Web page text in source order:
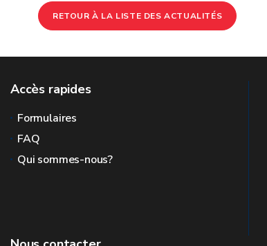
RETOUR À LA LISTE DES ACTUALITÉS
Accès rapides
Formulaires
FAQ
Qui sommes-nous?